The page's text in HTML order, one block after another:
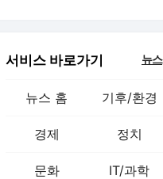
서비스 바로가기 뉴스
뉴스 홈 기후/환경
경제 정치
문화 IT/과학